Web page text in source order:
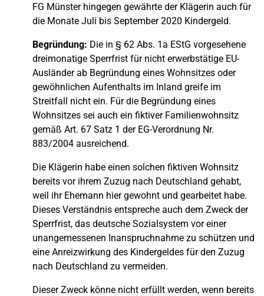
FG Münster hingegen gewährte der Klägerin auch für
die Monate Juli bis September 2020 Kindergeld.
Begründung: Die in § 62 Abs. 1a EStG vorgesehene
dreimonatige Sperrfrist für nicht erwerbstätige EU-
Ausländer ab Begründung eines Wohnsitzes oder
gewöhnlichen Aufenthalts im Inland greife im
Streitfall nicht ein. Für die Begründung eines
Wohnsitzes sei auch ein fiktiver Familienwohnsitz
gemäß Art. 67 Satz 1 der EG-Verordnung Nr.
883/2004 ausreichend.
Die Klägerin habe einen solchen fiktiven Wohnsitz
bereits vor ihrem Zuzug nach Deutschland gehabt,
weil ihr Ehemann hier gewohnt und gearbeitet habe.
Dieses Verständnis entspreche auch dem Zweck der
Sperrfrist, das deutsche Sozialsystem vor einer
unangemessenen Inanspruchnahme zu schützen und
eine Anreizwirkung des Kindergeldes für den Zuzug
nach Deutschland zu vermeiden.
Dieser Zweck könne nicht erfüllt werden, wenn bereits